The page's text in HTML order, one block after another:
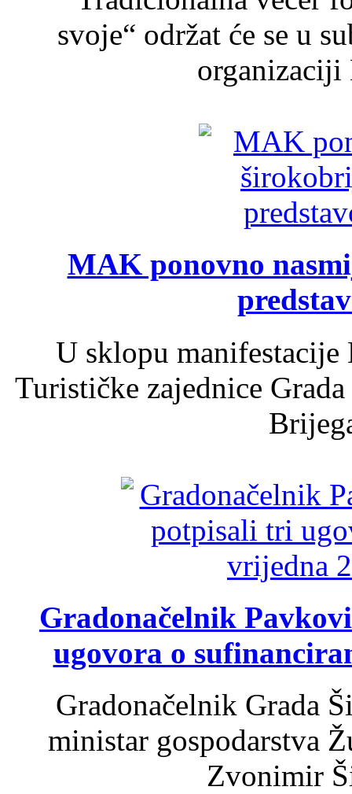
svoje“ održat će se u
organizaciji
MAK ponovno
U sklopu
Turističke zajednice
Gradonačelnik
ugovora o
Gradonačelnik Grada
ministar gospodarstva
Zvonimir